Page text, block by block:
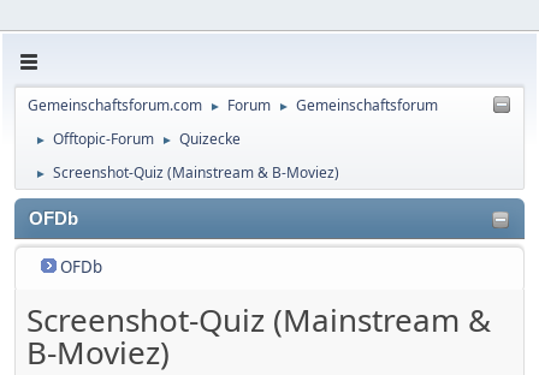
Gemeinschaftsforum.com ► Forum ► Gemeinschaftsforum
► Offtopic-Forum ► Quizecke
► Screenshot-Quiz (Mainstream & B-Moviez)
OFDb
OFDb
Screenshot-Quiz (Mainstream &
B-Moviez)